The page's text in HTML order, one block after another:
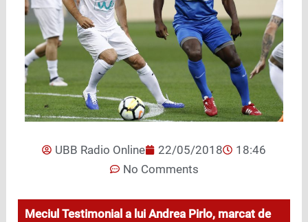
UBB Radio Online 22/05/2018
18:46
No Comments
Meciul Testimonial a lui Andrea Pirlo, marcat de